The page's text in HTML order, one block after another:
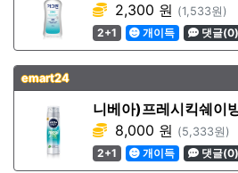
2,300 원 (1,533원)
2+1
개이득 댓글(0)
emart24
니베아)프레시킥쉐이
8,000 원 (5,333원)
2+1
개이득 댓글(0)